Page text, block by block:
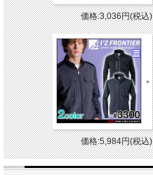
価格:3,036円(税込)
価格:5,984円(税込)